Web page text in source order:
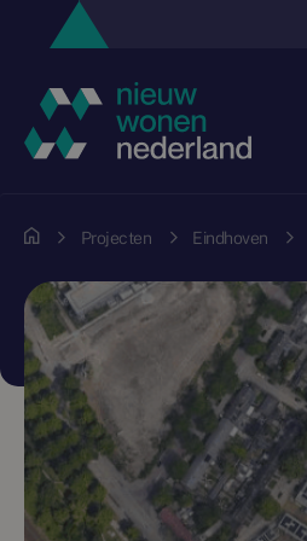
Projecten Eindhoven